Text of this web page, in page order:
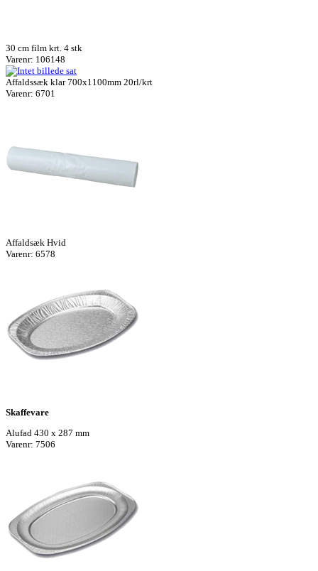
30 cm film krt. 4 stk
Varenr: 106148
Affaldssæk klar 700x1100mm 20rl/krt
Varenr: 6701
Affaldsæk Hvid
Varenr: 6578
Skaffevare
Alufad 430 x 287 mm
Varenr: 7506